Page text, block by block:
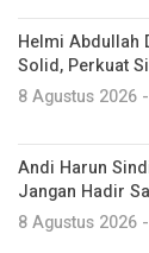
Helmi Abdullah
Solid, Perkuat
8 Agustus 2026
Andi Harun
Jangan Hadir
8 Agustus 2026